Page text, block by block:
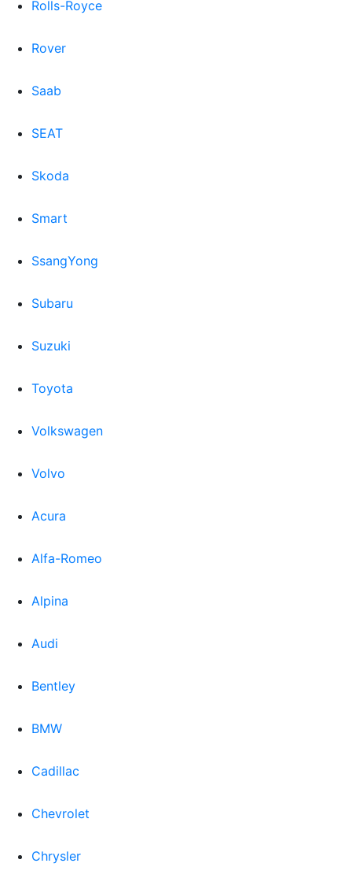
Rolls-Royce
Rover
Saab
SEAT
Skoda
Smart
SsangYong
Subaru
Suzuki
Toyota
Volkswagen
Volvo
Acura
Alfa-Romeo
Alpina
Audi
Bentley
BMW
Cadillac
Chevrolet
Chrysler